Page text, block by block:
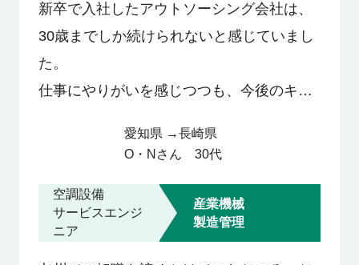
30代前半はSEとしても脂がのる時期、今を
逃したら転職は厳しいかもしれない。
半分焦るような気持ちで、転職エージェン
トに登録しました。
新卒で入社したアウトソーシング会社は、
30歳までしか続けられないと感じていまし
た。
仕事にやりがいを感じつつも、今後のキャ
う想いもありました。
本格的にUターン転職を考え始めたのは、
愛知県 →長崎県
O・N さん30代
空調設備
サービスエンジ
ニア
産業機械
製造管理